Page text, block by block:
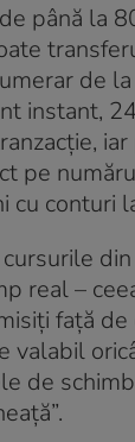
până la
de
instant,
iar
pe
cu conturi
din
real –
față
valabil
de